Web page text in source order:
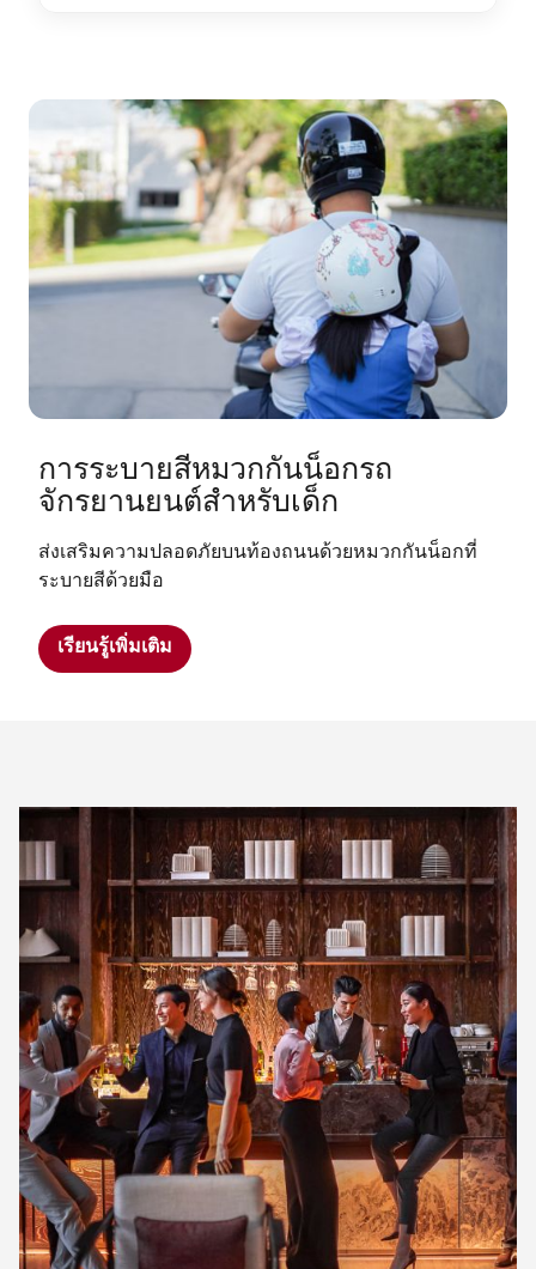
การระบายสีหมวกกันน็อกรถ
จักรยานยนต์สำหรับเด็ก
ส่งเสริมความปลอดภัยบนท้องถนนด้วยหมวกกันน็อกที่
ระบายสีด้วยมือ
เรียนรู้เพิ่มเติม